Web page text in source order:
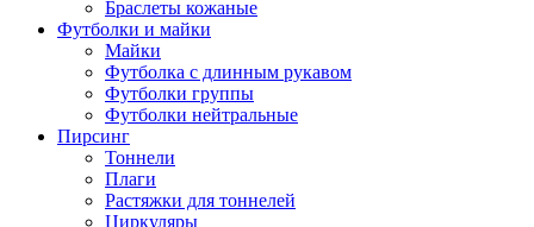
Браслеты кожаные
Футболки и майки
Майки
Футболка с длинным рукавом
Футболки группы
Футболки нейтральные
Пирсинг
Тоннели
Плаги
Растяжки для тоннелей
Циркуляры